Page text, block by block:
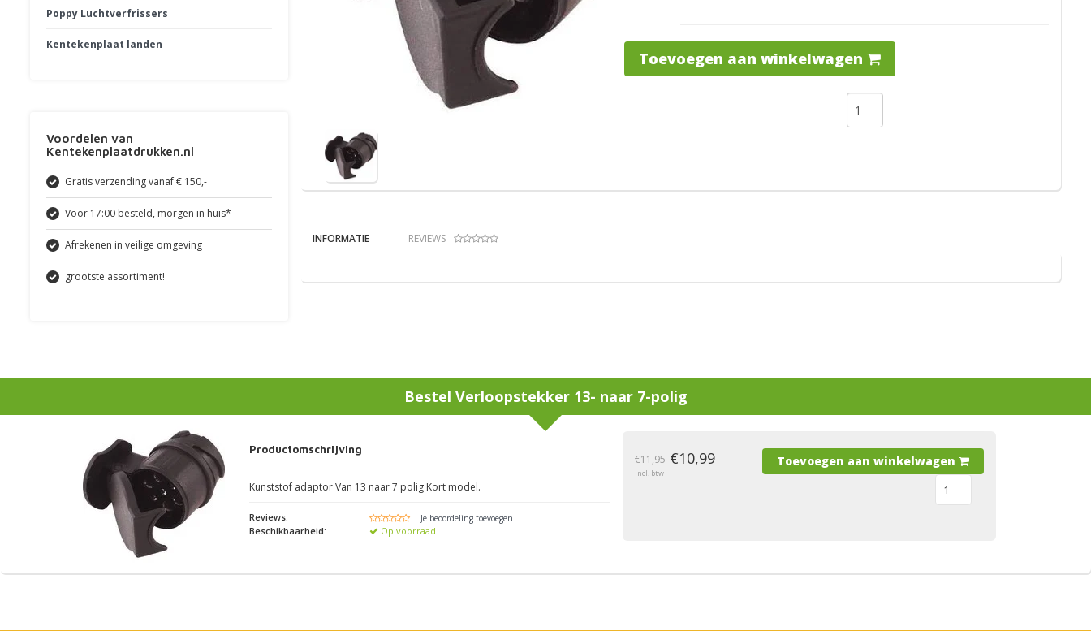
Poppy Luchtverfrissers
Kentekenplaat landen
Voordelen van
Kentekenplaatdrukken.nl
Gratis verzending vanaf € 150,-
Voor 17:00 besteld, morgen in huis*
Afrekenen in veilige omgeving
grootste assortiment!
Toevoegen aan winkelwagen
INFORMATIE REVIEWS
Bestel Verloopstekker 13- naar 7-polig
Productomschrijving
Kunststof adaptor Van 13 naar 7 polig Kort model.
Reviews: | Je beoordeling toevoegen
Beschikbaarheid: Op voorraad
€11,95 €10,99
Incl. btw
Toevoegen aan winkelwagen